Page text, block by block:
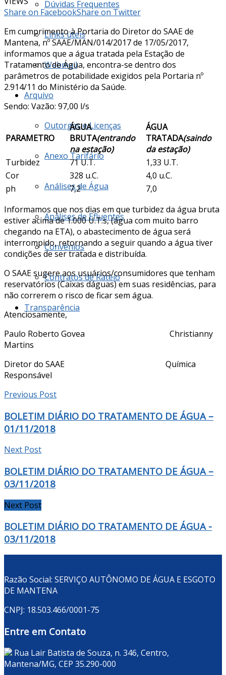
Dúvidas Frequentes
Links úteis
Webmail
Arquivo
Outorgas e Licenças
Anexo Tarifário
Análises de Água
Análises de Efluentes
Convênios
Contratos de Rateio
Transparência
Share on FacebookShare on Twitter
Em cumprimento à Portaria do Diretor do SAAE de
Mantena, nº SAAE/MAN/014/2017 de 17/05/2017,
informamos que a água tratada pela Estação de
Tratamento de Água, encontra-se dentro dos
parâmetros de potabilidade exigidos pela Portaria nº
2.914/11 do Ministério da Saúde.
Sendo: Vazão: 97,00 l/s
PARAMETRO
ÁGUA
BRUTA(entrando
na estação)
ÁGUA
TRATADA(saindo
da estação)
Turbidez
71 U.T.
1,33 U.T.
Cor
328 u.C.
4,0 u.C.
ph
7,2
7,0
Informamos que nos dias em que turbidez da água bruta
estiver acima de 1.000 U.T.s, (água com muito barro
chegando na ETA), o abastecimento de água será
interrompido, retornando a seguir quando a água tiver
condições de ser tratada e distribuída.
O SAAE sugere aos usuários/consumidores que tenham
reservatórios (Caixas dáguas) em suas residências, para
não correrem o risco de ficar sem água.
Atenciosamente,
Paulo Roberto Govea Christianny
Martins
Diretor do SAAE Química
Responsável
Previous Post
BOLETIM DIÁRIO DO TRATAMENTO DE ÁGUA –
01/11/2018
Next Post
BOLETIM DIÁRIO DO TRATAMENTO DE ÁGUA –
03/11/2018
Next Post
BOLETIM DIÁRIO DO TRATAMENTO DE ÁGUA -
03/11/2018
Razão Social: SERVIÇO AUTÔNOMO DE ÁGUA E ESGOTO
DE MANTENA
CNPJ: 18.503.466/0001-75
Entre em Contato
Rua Lair Batista de Souza, n. 346, Centro,
Mantena/MG, CEP 35.290-000